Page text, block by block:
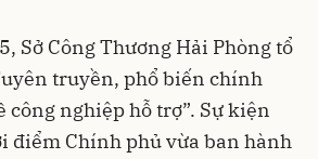
Sở Công Thương Hải Phòng tổ
truyền, phổ biến chính
công nghiệp hỗ trợ”. Sự kiện
điểm Chính phủ vừa ban hành